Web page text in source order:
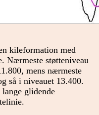
kileformation med
Nærmeste støtteniveau
mens nærmeste
så i niveauet 13.400.
glidende